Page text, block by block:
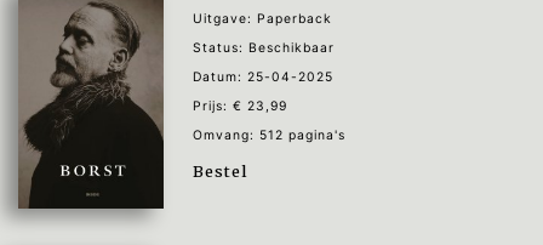
Uitgave: Paperback
Status: Beschikbaar
Datum: 25-04-2025
Prijs: € 23,99
Omvang: 512 pagina's
Bestel